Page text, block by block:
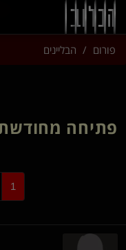
פורום הבליינים
פתיחה
1